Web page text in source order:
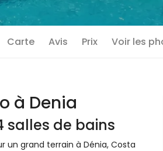
Carte Avis Prix Voir les
à Denia
salles de bains
un grand terrain à Dénia, Costa